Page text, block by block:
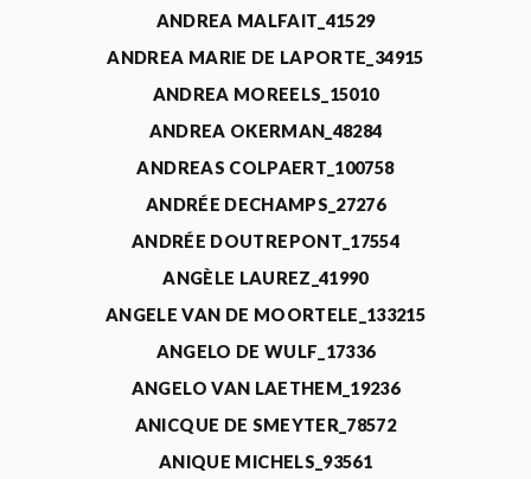
ANDREA MALFAIT_41529
ANDREA MARIE DE LAPORTE_34915
ANDREA MOREELS_15010
ANDREA OKERMAN_48284
ANDREAS COLPAERT_100758
ANDRÉE DECHAMPS_27276
ANDRÉE DOUTREPONT_17554
ANGÈLE LAUREZ_41990
ANGELE VAN DE MOORTELE_133215
ANGELO DE WULF_17336
ANGELO VAN LAETHEM_19236
ANICQUE DE SMEYTER_78572
ANIQUE MICHELS_93561